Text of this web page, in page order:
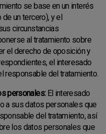
se base en un interés
un tercero), y el
circunstancias
al tratamiento sobre
el derecho de oposición y
el interesado
responsable del tratamiento.
personales: El interesado
a sus datos personales que
del tratamiento, así
los datos personales que